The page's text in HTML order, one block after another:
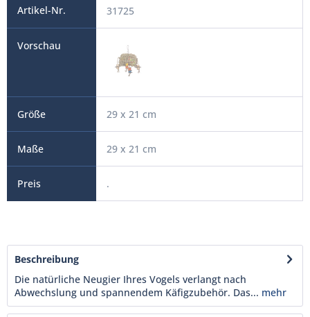
31725
29 x 21 cm
29 x 21 cm
.
Beschreibung
Die natürliche Neugier Ihres Vogels verlangt nach
Abwechslung und spannendem Käfigzubehör. Das... mehr